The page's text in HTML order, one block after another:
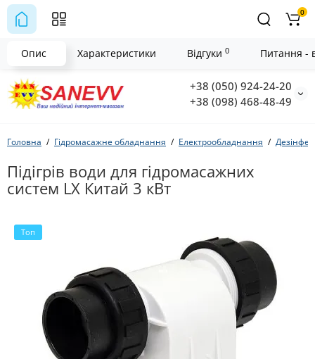
+38 (050) 924-24-20
+38 (098) 468-48-49
0
Головна Гідромасажне обладнання Електрообладнання
Підігрів води для гідромасажних
систем LX Китай 3 кВт
Топ
Опис Характеристики Відгуки 0 Питання -